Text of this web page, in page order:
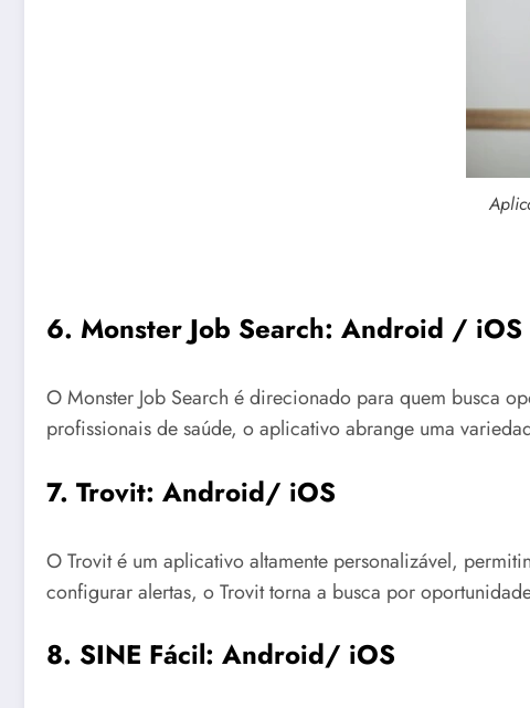
6. Monster Job Search: Android / iOS
O Monster Job Search é direcionado para quem busca
profissionais de saúde, o aplicativo abrange uma
7. Trovit: Android/ iOS
O Trovit é um aplicativo altamente personalizável,
configurar alertas, o Trovit torna a busca por
8. SINE Fácil: Android/ iOS